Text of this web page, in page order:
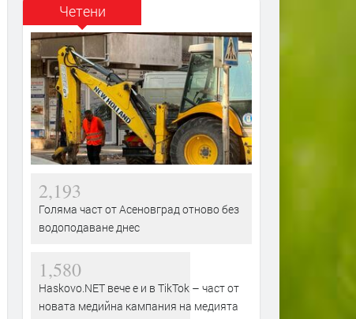
Четени
2,193
Голяма част от Асеновград отново без
водоподаване днес
1,580
Haskovo.NET вече е и в TikTok – част от
новата медийна кампания на медията